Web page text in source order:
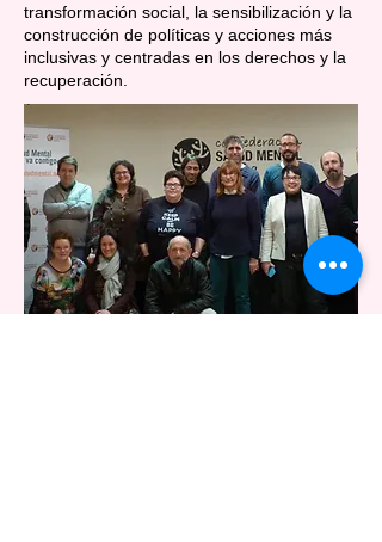
transformación social, la sensibilización y la
construcción de políticas y acciones más
inclusivas y centradas en los derechos y la
recuperación.